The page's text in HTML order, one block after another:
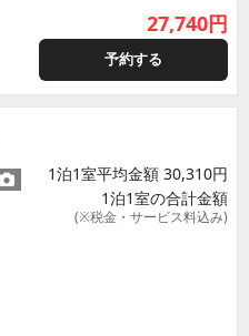
27,740円
予約する
1泊1室平均金額 30,310円
1泊1室の合計金額
(※税金・サービス料込み)